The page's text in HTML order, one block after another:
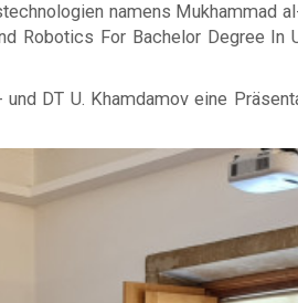
namens Mukhammad
For Bachelor Degree In
DT U. Khamdamov eine